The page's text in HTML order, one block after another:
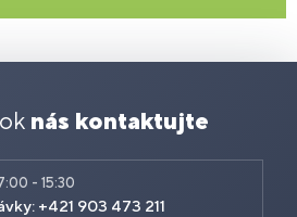
nás kontaktujte
- 15:30
+421 903 473 211